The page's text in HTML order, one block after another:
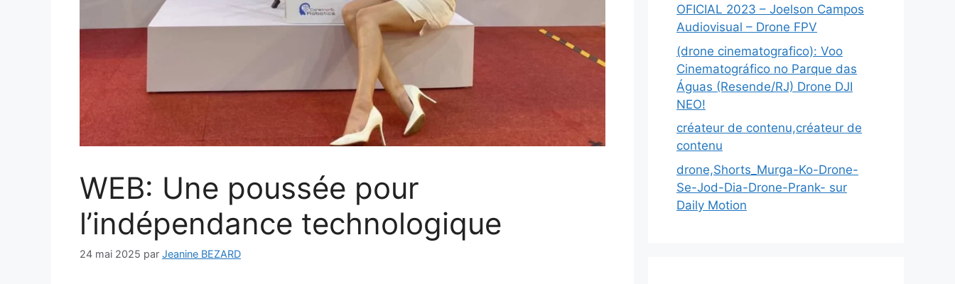
WEB: Une poussée pour
l’indépendance technologique
24 mai 2025 par Jeanine BEZARD
OFICIAL 2023 – Joelson Campos
Audiovisual – Drone FPV
(drone cinematografico): Voo
Cinematográfico no Parque das
Águas (Resende/RJ) Drone DJI
NEO!
créateur de contenu,créateur de
contenu
drone,Shorts_Murga-Ko-Drone-
Se-Jod-Dia-Drone-Prank- sur
Daily Motion